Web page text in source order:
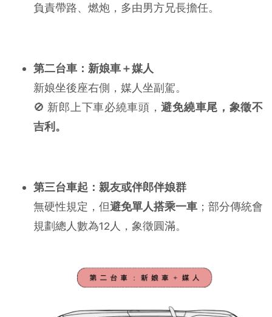
負責帶路、燃炮，多由男方兄長擔任。
第二台車：新娘車＋媒人
新娘坐後座右側，媒人坐副駕。
🚫 新郎上下車必繞車頭，避免繞車尾，象徵不
吉利。
第三台車起：親友或伴郎伴娘群
無硬性規定，但避免單人搭乘一車 ；部分傳統會
規劃總人數為12人，象徵圓滿。